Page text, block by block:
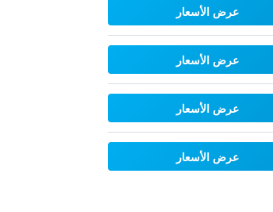
عرض الأسعار
عرض الأسعار
عرض الأسعار
عرض الأسعار